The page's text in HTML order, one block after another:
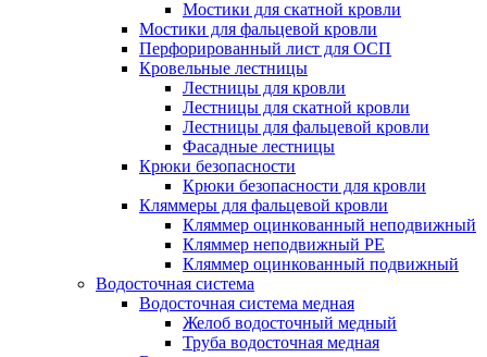
Мостики для скатной кровли
Мостики для фальцевой кровли
Перфорированный лист для ОСП
Кровельные лестницы
Лестницы для кровли
Лестницы для скатной кровли
Лестницы для фальцевой кровли
Фасадные лестницы
Крюки безопасности
Крюки безопасности для кровли
Кляммеры для фальцевой кровли
Кляммер оцинкованный неподвижный
Кляммер неподвижный PE
Кляммер оцинкованный подвижный
Водосточная система
Водосточная система медная
Желоб водосточный медный
Труба водосточная медная